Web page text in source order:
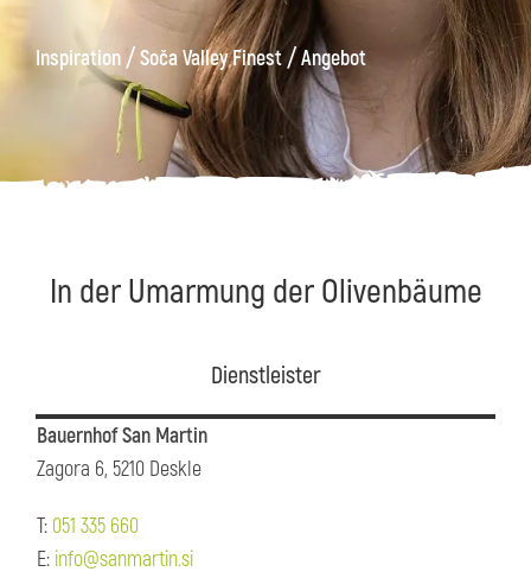
Inspiration/Soča Valley Finest/Angebot
Kanin Wanderwege
Museum
von
Kobarid
In der Umarmung der Olivenbäume
Dienstleister
Bauernhof San Martin
Zagora 6, 5210 Deskle
T: 051 335 660
E: info@sanmartin.si